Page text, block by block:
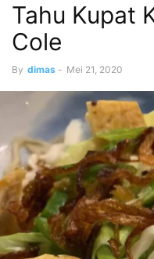
Tahu Kupat
Cole
By dimas - Mei 21, 2020